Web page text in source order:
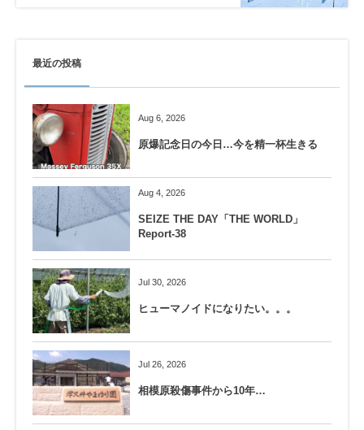
最近の投稿
Aug 6, 2026
原爆記念日の今日…今を精一杯生きる
Aug 4, 2026
SEIZE THE DAY「THE WORLD」
Report-38
Jul 30, 2026
ヒューマノイドになりたい。。。
Jul 26, 2026
相模原殺傷事件から10年…